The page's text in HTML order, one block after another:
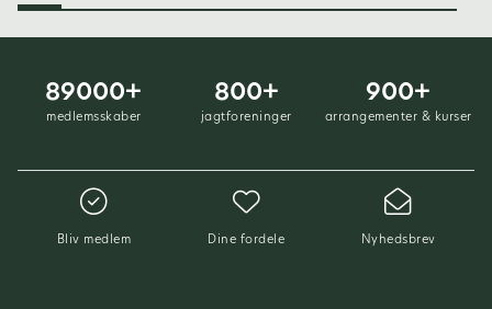
Bliv medlem Dine fordele Nyhedsbrev
89000+
medlemsskaber
800+
jagtforeninger
900+
arrangementer & kurser